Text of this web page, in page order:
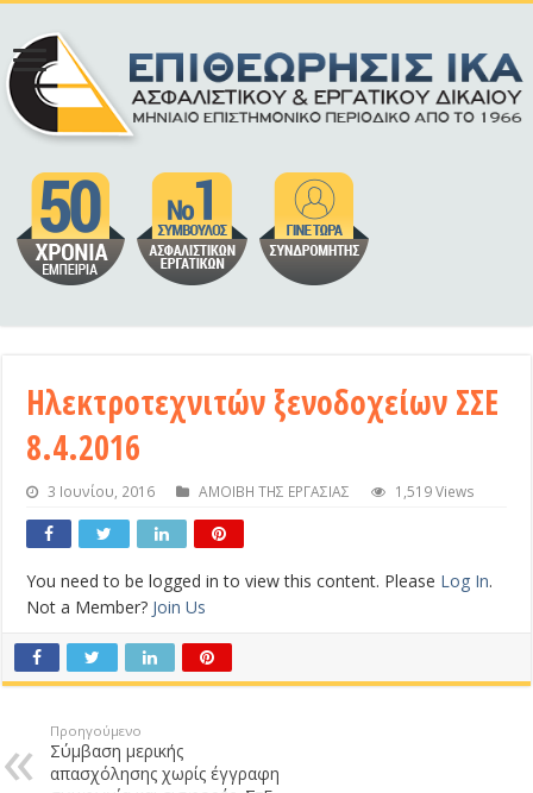
Ηλεκτροτεχνιτών ξενοδοχείων ΣΣΕ
8.4.2016
3 Ιουνίου, 2016 ΑΜΟΙΒΗ ΤΗΣ ΕΡΓΑΣΙΑΣ 1,519 Views
You need to be logged in to view this content. Please Log In.
Not a Member? Join Us
Προηγούμενο
Σύμβαση μερικής
απασχόλησης χωρίς έγγραφη